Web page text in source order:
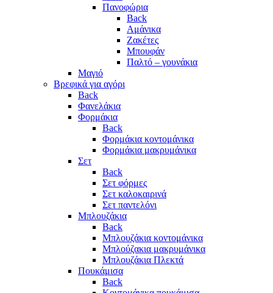
Πανοφώρια
Back
Αμάνικα
Ζακέτες
Μπουφάν
Παλτό – γουνάκια
Μαγιό
Βρεφικά για αγόρι
Back
Φανελάκια
Φορμάκια
Back
Φορμάκια κοντομάνικα
Φορμάκια μακρυμάνικα
Σετ
Back
Σετ φόρμες
Σετ καλοκαιρινά
Σετ παντελόνι
Μπλουζάκια
Back
Μπλουζάκια κοντομάνικα
Μπλούζακια μακρυμάνικα
Μπλουζάκια Πλεκτά
Πουκάμισα
Back